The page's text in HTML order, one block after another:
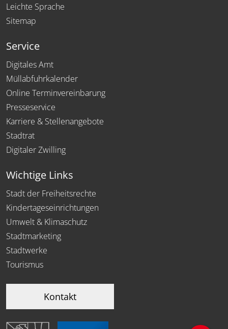
Leichte Sprache
Sitemap
Service
Digitales Amt
Müllabfuhrkalender
Online Terminvereinbarung
Presseservice
Karriere & Stellenangebote
Stadtrat
Digitaler Zwilling
Wichtige Links
Stadt der Freiheitsrechte
Kindertageseinrichtungen
Umwelt & Klimaschutz
Stadtmarketing
Stadtwerke
Tourismus
Kontakt